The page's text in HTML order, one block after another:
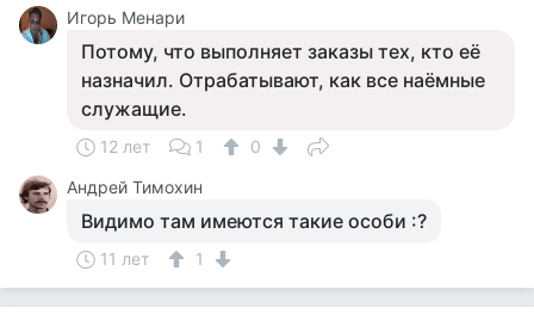
Игорь Менари
Потому, что выполняет заказы тех, кто её
назначил. Отрабатывают, как все наёмные
служащие.
12 лет 1
0
Андрей Тимохин
Видимо там имеются такие особи :?
11 лет 1